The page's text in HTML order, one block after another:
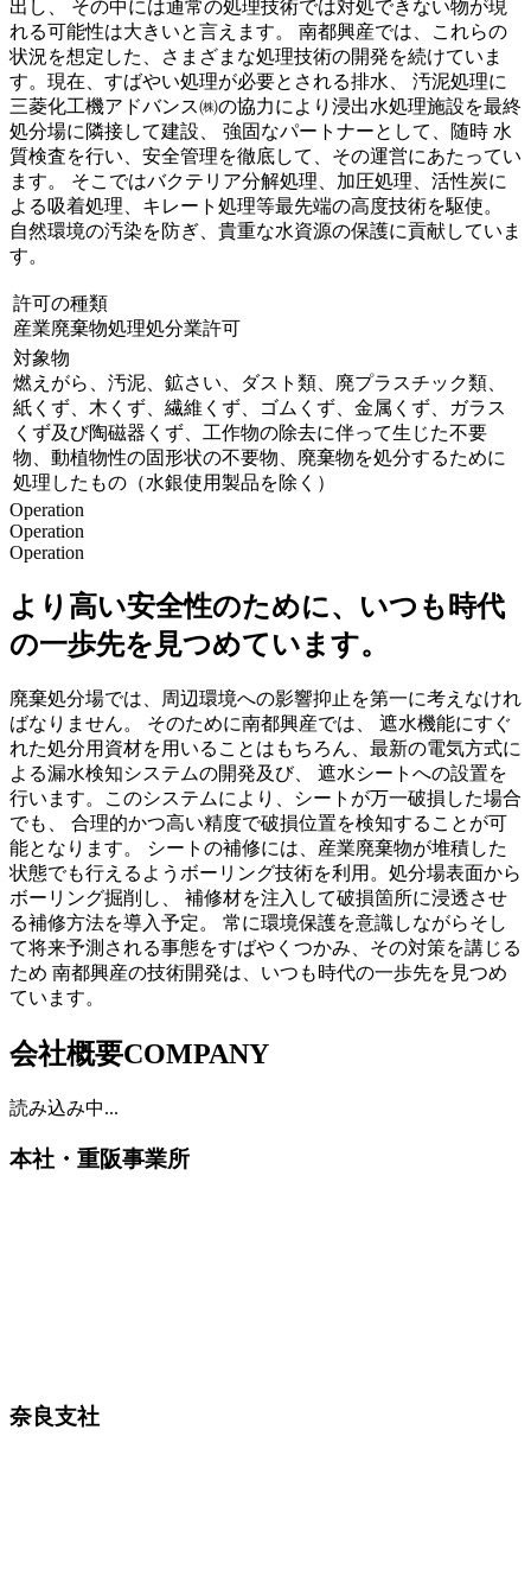
出し、 その中には通常の処理技術では対処できない物が現
れる可能性は大きいと言えます。 南都興産では、これらの
状況を想定した、さまざまな処理技術の開発を続けていま
す。現在、すばやい処理が必要とされる排水、 汚泥処理に
三菱化工機アドバンス㈱の協力により浸出水処理施設を最終
処分場に隣接して建設、 強固なパートナーとして、随時 水
質検査を行い、安全管理を徹底して、その運営にあたってい
ます。 そこではバクテリア分解処理、加圧処理、活性炭に
よる吸着処理、キレート処理等最先端の高度技術を駆使。
自然環境の汚染を防ぎ、貴重な水資源の保護に貢献していま
す。
許可の種類
産業廃棄物処理処分業許可
対象物
燃えがら、汚泥、鉱さい、ダスト類、廃プラスチック類、
紙くず、木くず、繊維くず、ゴムくず、金属くず、ガラス
くず及び陶磁器くず、工作物の除去に伴って生じた不要
物、動植物性の固形状の不要物、廃棄物を処分するために
処理したもの（水銀使用製品を除く）
Operation
Operation
Operation
より高い安全性のために、いつも時代
の一歩先を見つめています。
廃棄処分場では、周辺環境への影響抑止を第一に考えなけれ
ばなりません。 そのために南都興産では、 遮水機能にすぐ
れた処分用資材を用いることはもちろん、最新の電気方式に
よる漏水検知システムの開発及び、 遮水シートへの設置を
行います。このシステムにより、シートが万一破損した場合
でも、 合理的かつ高い精度で破損位置を検知することが可
能となります。 シートの補修には、産業廃棄物が堆積した
状態でも行えるようボーリング技術を利用。処分場表面から
ボーリング掘削し、 補修材を注入して破損箇所に浸透させ
る補修方法を導入予定。 常に環境保護を意識しながらそし
て将来予測される事態をすばやくつかみ、その対策を講じる
ため 南都興産の技術開発は、いつも時代の一歩先を見つめ
ています。
会社概要COMPANY
読み込み中...
本社・重阪事業所
奈良支社